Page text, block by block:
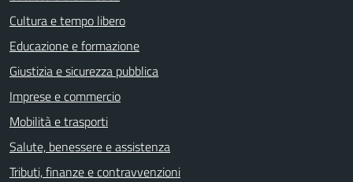
Cultura e tempo libero
Educazione e formazione
Giustizia e sicurezza pubblica
Imprese e commercio
Mobilità e trasporti
Salute, benessere e assistenza
Tributi, finanze e contravvenzioni